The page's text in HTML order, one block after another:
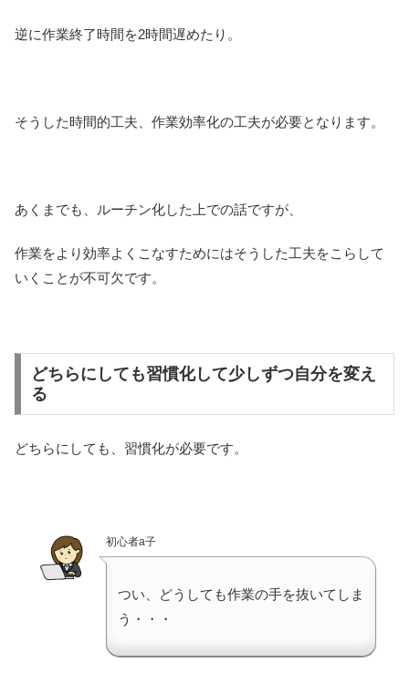
逆に作業終了時間を2時間遅めたり。
そうした時間的工夫、作業効率化の工夫が必要となります。
あくまでも、ルーチン化した上での話ですが、
作業をより効率よくこなすためにはそうした工夫をこらして
いくことが不可欠です。
どちらにしても習慣化して少しずつ自分を変え
る
どちらにしても、習慣化が必要です。
初心者a子
つい、どうしても作業の手を抜いてしま
う・・・